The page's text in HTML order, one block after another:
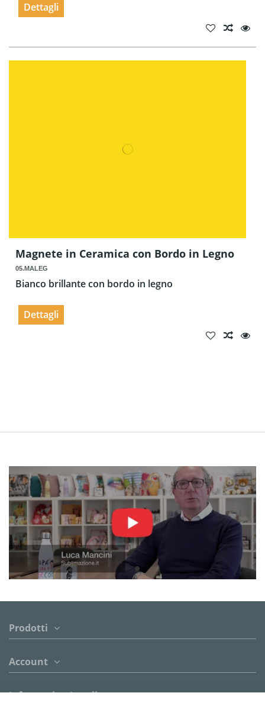
Dettagli
Magnete in Ceramica con Bordo in Legno
05.MALEG
Bianco brillante con bordo in legno
Dettagli
Prodotti
Account
Informazion Legali